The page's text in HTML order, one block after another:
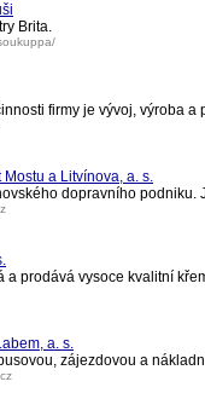
Brita.
firmy je vývoj, výroba
a Litvínova, a. s.
dopravního podniku.
a prodává vysoce kvalitní
a. s.
zájezdovou a